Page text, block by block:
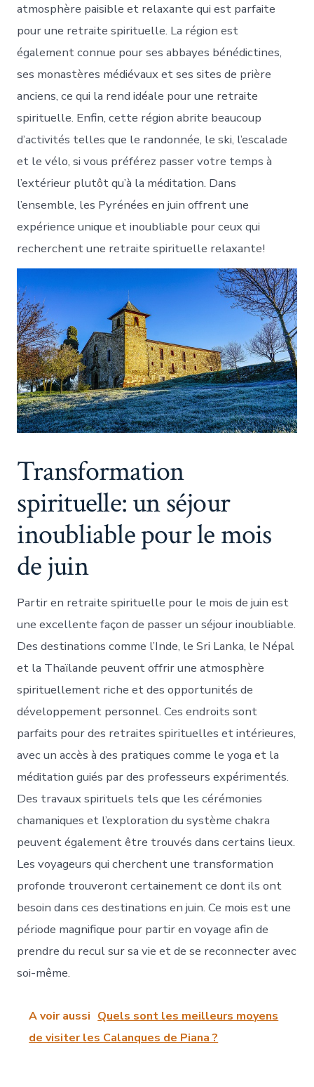
atmosphère paisible et relaxante qui est parfaite
pour une retraite spirituelle. La région est
également connue pour ses abbayes bénédictines,
ses monastères médiévaux et ses sites de prière
anciens, ce qui la rend idéale pour une retraite
spirituelle. Enfin, cette région abrite beaucoup
d’activités telles que le randonnée, le ski, l’escalade
et le vélo, si vous préférez passer votre temps à
l’extérieur plutôt qu’à la méditation. Dans
l’ensemble, les Pyrénées en juin offrent une
expérience unique et inoubliable pour ceux qui
recherchent une retraite spirituelle relaxante!
Transformation
spirituelle: un séjour
inoubliable pour le mois
de juin
Partir en retraite spirituelle pour le mois de juin est
une excellente façon de passer un séjour inoubliable.
Des destinations comme l’Inde, le Sri Lanka, le Népal
et la Thaïlande peuvent offrir une atmosphère
spirituellement riche et des opportunités de
développement personnel. Ces endroits sont
parfaits pour des retraites spirituelles et intérieures,
avec un accès à des pratiques comme le yoga et la
méditation guiés par des professeurs expérimentés.
Des travaux spirituels tels que les cérémonies
chamaniques et l’exploration du système chakra
peuvent également être trouvés dans certains lieux.
Les voyageurs qui cherchent une transformation
profonde trouveront certainement ce dont ils ont
besoin dans ces destinations en juin. Ce mois est une
période magnifique pour partir en voyage afin de
prendre du recul sur sa vie et de se reconnecter avec
soi-même.
A voir aussi Quels sont les meilleurs moyens
de visiter les Calanques de Piana ?